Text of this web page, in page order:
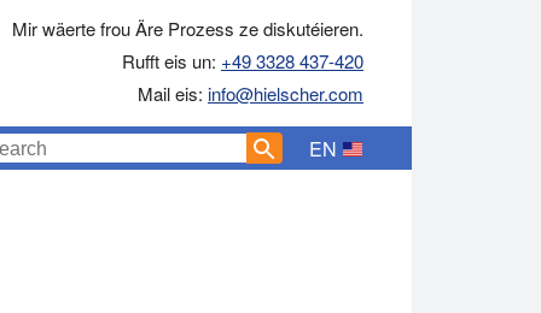
Mir wäerte frou Äre Prozess ze diskutéieren.
Rufft eis un: +49 3328 437-420
Mail eis: info@hielscher.com
EN